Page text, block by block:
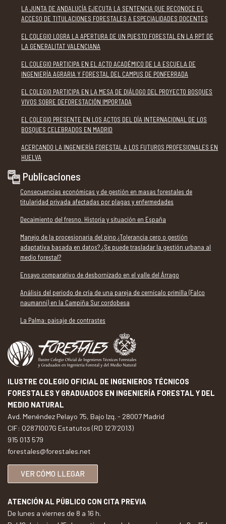
LA JUNTA DE ANDALUCÍA EJECUTA LA SENTENCIA QUE RECONOCE EL
ACCESO DE TITULACIONES FORESTALES A ESPECIALIDADES DOCENTES
EL COLEGIO LOGRA LA APERTURA DE UN PUESTO FORESTAL EN LA RPT DE
LA GENERALITAT VALENCIANA
EL COLEGIO PARTICIPA EN EL ACTO ACADÉMICO DE LA ESCUELA DE
INGENIERÍA AGRARIA Y FORESTAL DEL CAMPUS DE PONFERRADA
EL COLEGIO PARTICIPA EN LA MESA DE DIÁLOGO DEL PROYECTO BOSQUES
VIVOS SOBRE DEFORESTACIÓN IMPORTADA
EL COLEGIO PRESENTE EN LOS ACTOS DEL DÍA INTERNACIONAL DE LOS
BOSQUES CELEBRADOS EN MADRID
ACERCANDO LA INGENIERÍA FORESTAL A LOS FUTUROS PROFESIONALES EN
HUELVA
Publicaciones
Consecuencias económicas y de gestión en masas forestales de
titularidad privada afectadas por plagas y enfermedades
Decaimiento del fresno. Historia y situación en España
Manejo de la procesionaria del pino ¿Tolerancia cero o gestión
adaptativa basada en datos? ¿Se puede trasladar la gestión urbana al
medio forestal?
Ensayo comparativo de desbornizado en el valle del Árrago
Análisis del periodo de cría de una pareja de cernícalo primilla (Falco
naumanni) en la Campiña Sur cordobesa
La Palma: paisaje de contrastes
ILUSTRE COLEGIO OFICIAL DE INGENIEROS TÉCNICOS
FORESTALES Y GRADUADOS EN INGENIERÍA FORESTAL Y DEL
MEDIO NATURAL
Avd. Menéndez Pelayo 75, Bajo Izq. - 28007 Madrid
CIF: Q2871007G Estatutos (RD 127/2013)
915 013 579
forestales@forestales.net
VER CÓMO LLEGAR
ATENCIÓN AL PÚBLICO CON CITA PREVIA
De lunes a viernes de 8 a 16 h.